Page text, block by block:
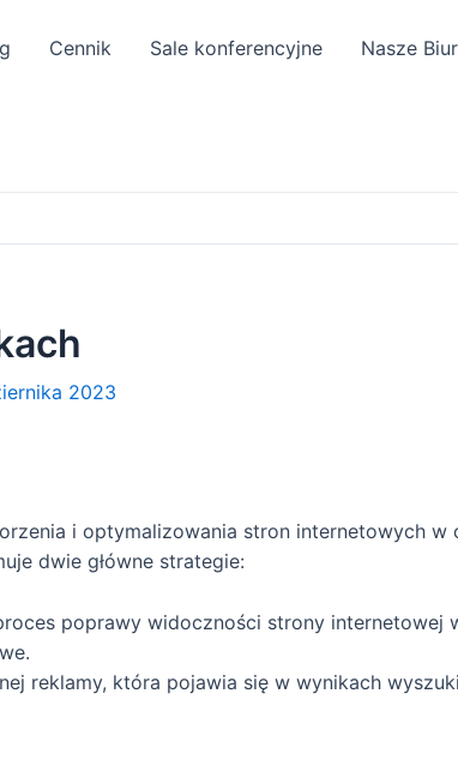
Cennik Sale konferencyjne Nasze
2023
i optymalizowania stron internetowych w
dwie główne strategie:
poprawy widoczności strony internetowej
reklamy, która pojawia się w wynikach